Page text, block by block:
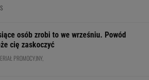
osób zrobi to we wrześniu. Powód
cię zaskoczyć
PROMOCYJNY,